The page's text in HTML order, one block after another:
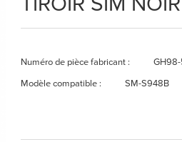
Numéro de pièce fabricant :
Modèle compatible :
SM-S948B